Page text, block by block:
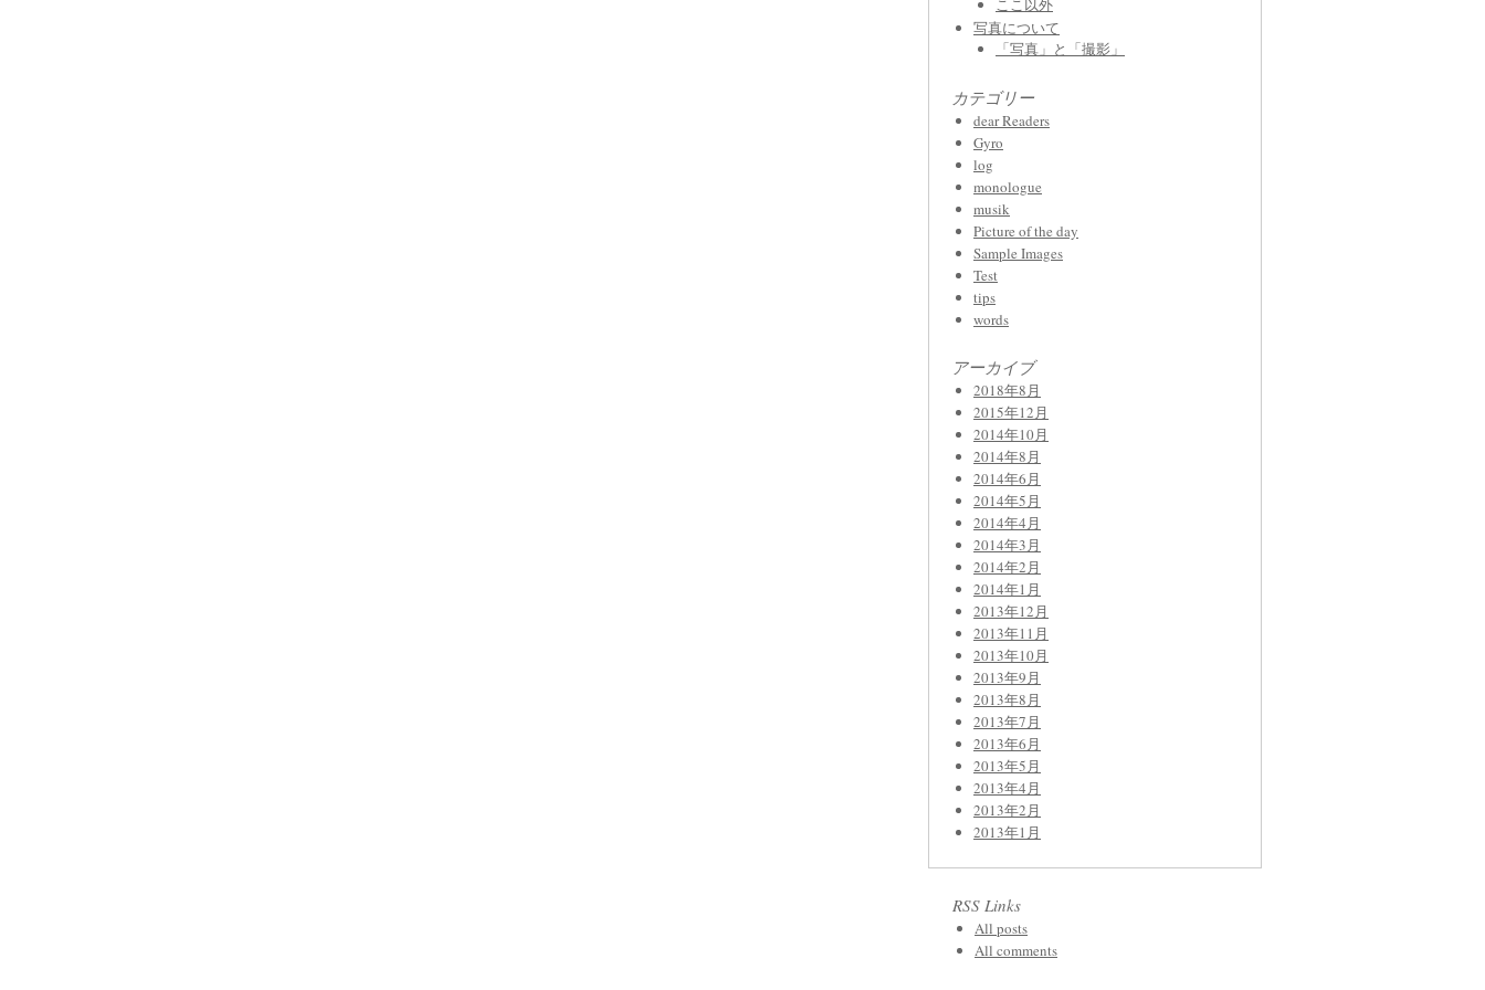
ここ以外
写真について
「写真」と「撮影」
カテゴリー
dear Readers
Gyro
log
monologue
musik
Picture of the day
Sample Images
Test
tips
words
アーカイブ
2018年8月
2015年12月
2014年10月
2014年8月
2014年6月
2014年5月
2014年4月
2014年3月
2014年2月
2014年1月
2013年12月
2013年11月
2013年10月
2013年9月
2013年8月
2013年7月
2013年6月
2013年5月
2013年4月
2013年2月
2013年1月
RSS Links
All posts
All comments